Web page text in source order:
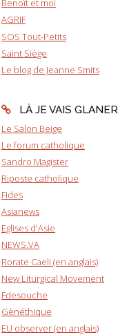
Benoît et moi
AGRIF
SOS Tout-Petits
Saint Siège
Le blog de Jeanne Smits
LÀ JE VAIS GLANER
Le Salon Beige
Le forum catholique
Sandro Magister
Riposte catholique
Fides
Asianews
Eglises d'Asie
NEWS.VA
Rorate Caeli (en anglais)
New Liturgical Movement
Fdesouche
Gènéthique
EU observer (en anglais)